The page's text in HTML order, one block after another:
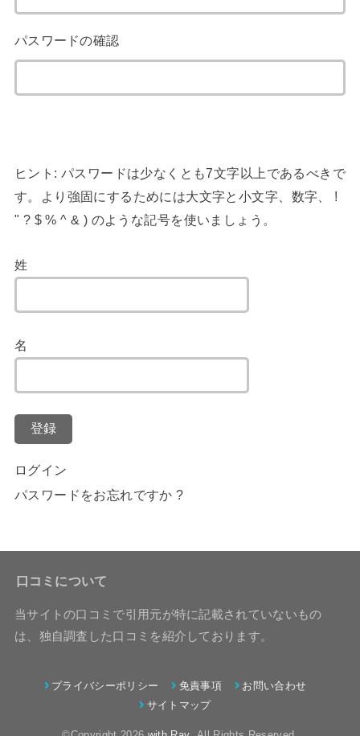
パスワードの確認
ヒント: パスワードは少なくとも7文字以上であるべきで
す。より強固にするためには大文字と小文字、数字、 !
" ? $ % ^ & ) のような記号を使いましょう。
姓
名
登録
ログイン
パスワードをお忘れですか ?
口コミについて
当サイトの口コミで引用元が特に記載されていないもの
は、独自調査した口コミを紹介しております。
プライバシーポリシー 免責事項
お問い合わせ
サイトマップ